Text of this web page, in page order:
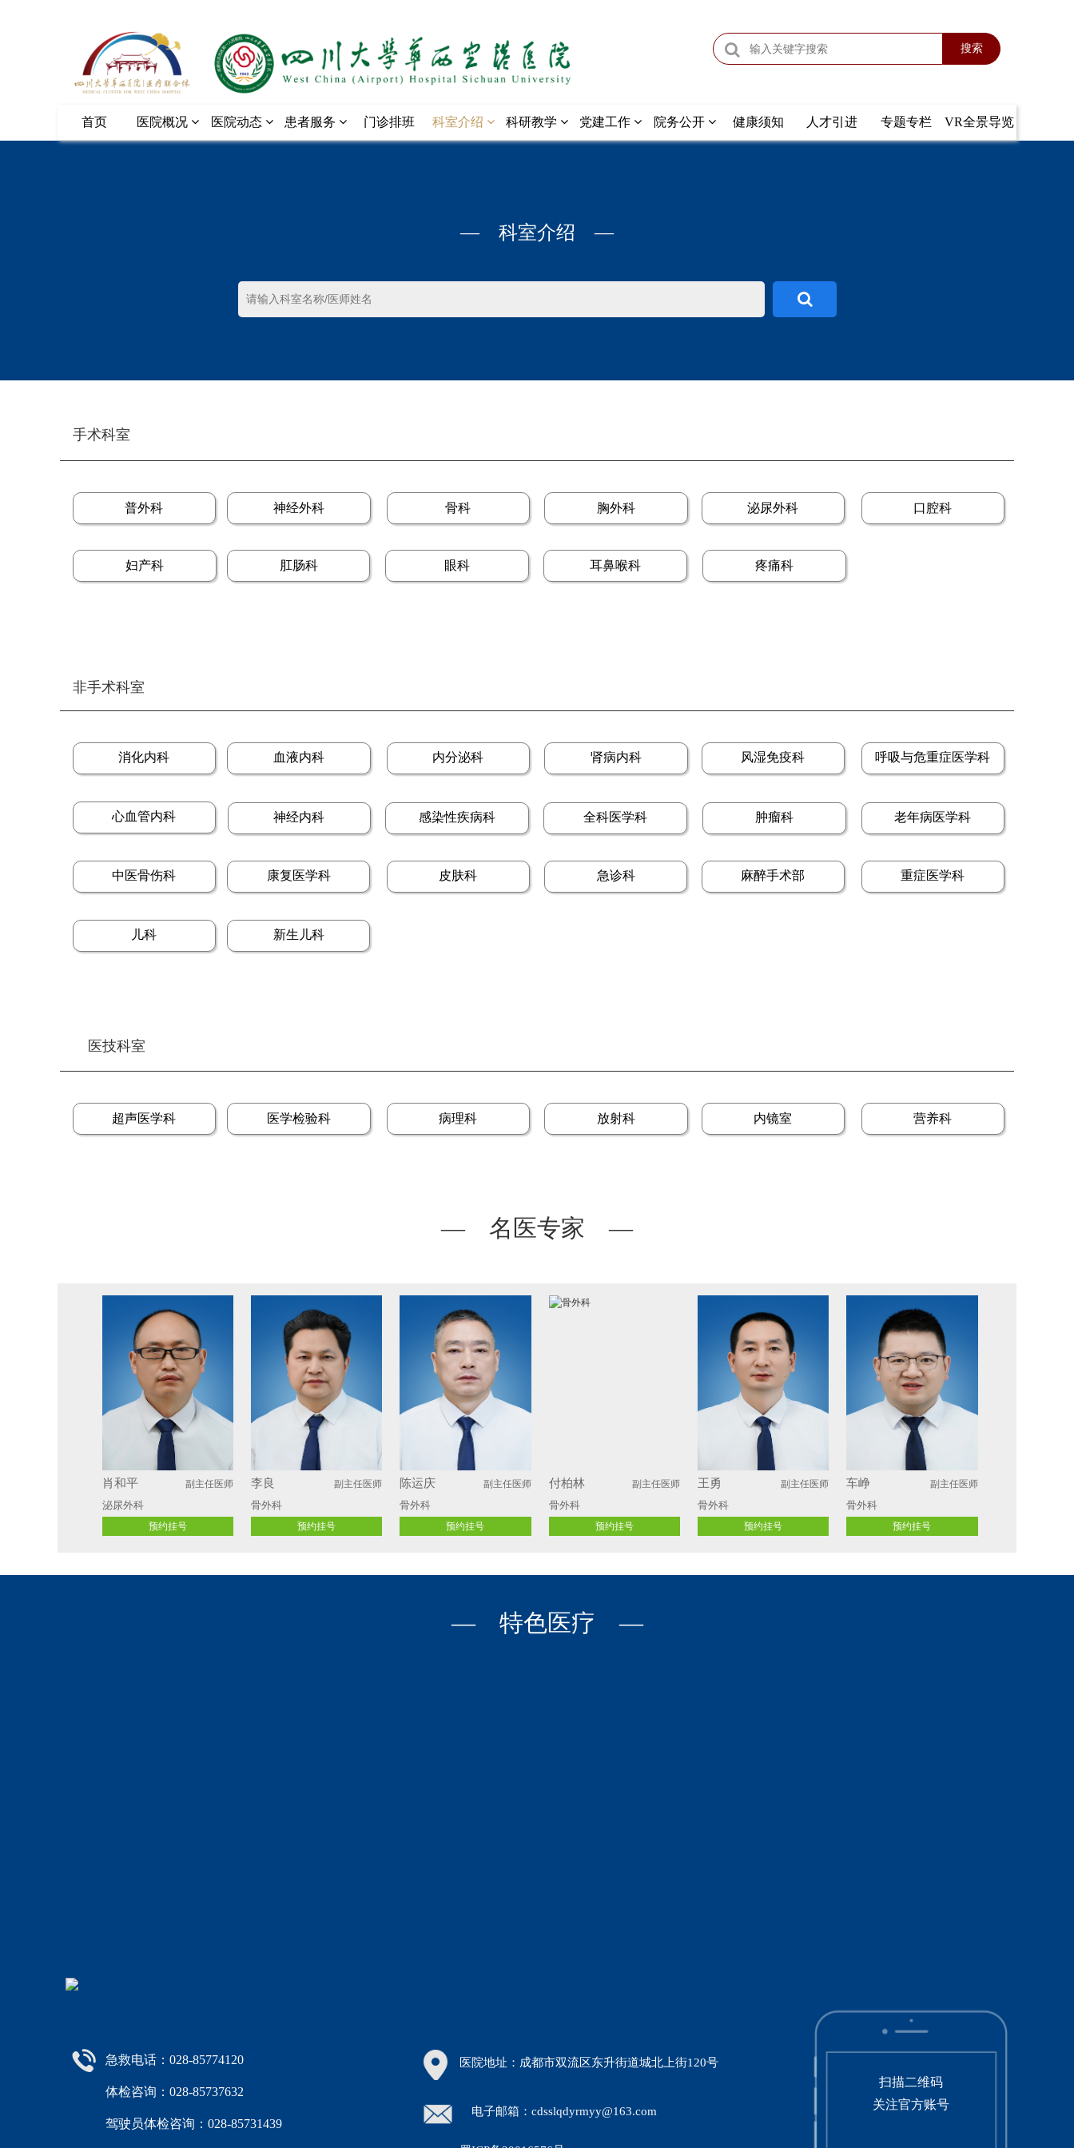
搜索
首页 医院概况 医院动态 患者服务 门诊排班 科室介绍 科研教学 党建工作 院务公开 健康须知 人才引进 专题专栏 VR全景导览
— 科室介绍 —
普外科 神经外科 骨科 胸外科 泌尿外科 口腔科
妇产科 肛肠科 眼科 耳鼻喉科 疼痛科
消化内科 血液内科 内分泌科 肾病内科 风湿免疫科 呼吸与危重症医学科
心血管内科 神经内科 感染性疾病科 全科医学科 肿瘤科 老年病医学科
中医骨伤科 康复医学科 皮肤科 急诊科 麻醉手术部 重症医学科
儿科 新生儿科
非手术科室
超声医学科 医学检验科 病理科 放射科 内镜室 营养科
医技科室
手术科室
— 名医专家 —
肖和平 副主任医师
泌尿外科
预约挂号
李良 副主任医师
骨外科
预约挂号
陈运庆 副主任医师
骨外科
预约挂号
付柏林 副主任医师
骨外科
预约挂号
王勇 副主任医师
骨外科
预约挂号
车峥 副主任医师
骨外科
预约挂号
— 特色医疗 —
医院地址：成都市双流区东升街道城北上街120号
电子邮箱：cdsslqdyrmyy@163.com
扫描二维码
关注官方账号
急救电话：028-85774120
体检咨询：028-85737632
驾驶员体检咨询：028-85731439